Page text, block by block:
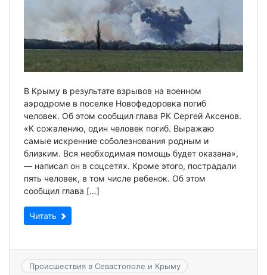
В Крыму в результате взрывов на военном
аэродроме в поселке Новофедоровка погиб
человек. Об этом сообщил глава РК Сергей Аксенов.
«К сожалению, один человек погиб. Выражаю
самые искренние соболезнования родным и
близким. Вся необходимая помощь будет оказана»,
— написал он в соцсетях. Кроме этого, пострадали
пять человек, в том числе ребенок. Об этом
сообщил глава […]
Читать
Происшествия в Севастополе и Крыму